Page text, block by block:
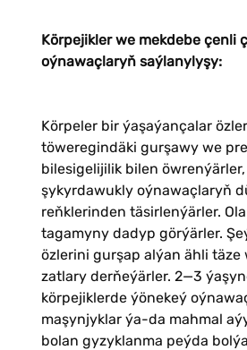
Körpejikler we mekdebe çenli
oýnawaçlaryň saýlanylyşy:
Körpeler bir ýaşaýançalar
töweregindäki gurşawy we
bilesigelijilik bilen
şykyrdawukly oýnawaçlaryň
reňklerinden täsirlenýärler.
tagamyny dadyp görýärler.
özlerini gurşap alýan ähli täze
zatlary derňeýärler. 2—3
körpejiklerde ýönekeý
maşynjyklar ýa-da mahmal
bolan gyzyklanma peýda